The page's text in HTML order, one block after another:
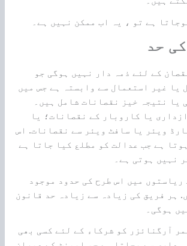
ہے تو ، یہ اب ممکن نہیں ہے۔
حد
کے لئے ذمہ دار نہیں ہوگی جو
یا غیر استعمال سے وابستہ ہے جس میں
یا نتیجہ خیز نقصانات شامل ہیں۔
یا کاروبار کے نقصانات؛ یا
ویئر یا سافٹ ویئر سے نقصانات. اس
ہے جب عدالت کو مطلع کیا جاتا ہے
نہیں ہوتی ہے۔
ریاستوں میں اس طرح کی حدود موجود
ہر فریق کی زیادہ سے زیادہ حد قانون
ہوگی۔
آرگنائزر کو شرکاء کے لئے کسی بھی